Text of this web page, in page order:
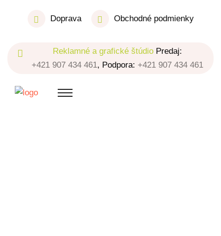
Doprava Obchodné podmienky
Reklamné a grafické štúdio Predaj:
+421 907 434 461, Podpora: +421 907 434 461